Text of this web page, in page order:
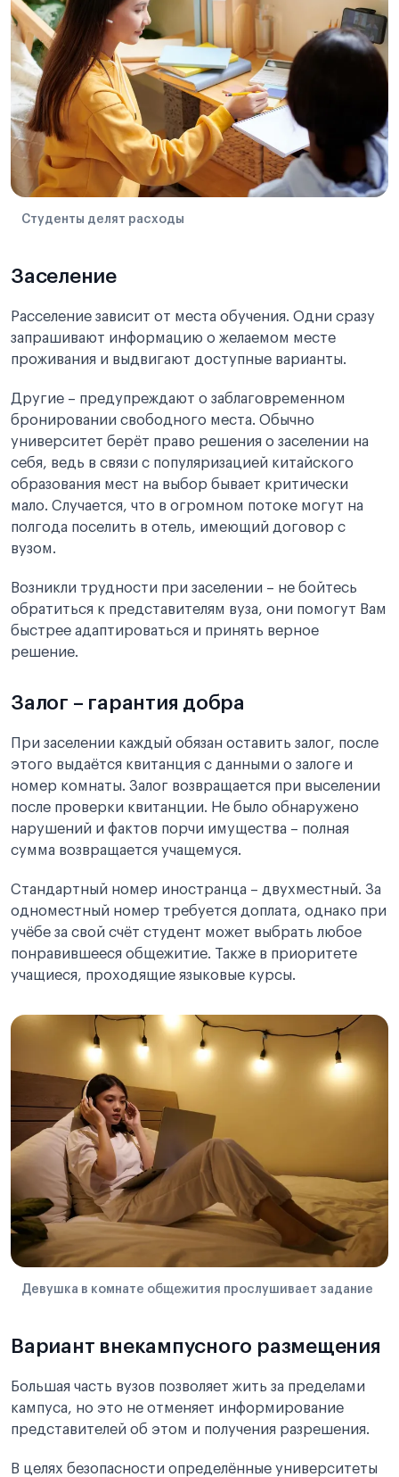
Студенты делят расходы
Заселение
Расселение зависит от места обучения. Одни сразу
запрашивают информацию о желаемом месте
проживания и выдвигают доступные варианты.
Другие – предупреждают о заблаговременном
бронировании свободного места. Обычно
университет берёт право решения о заселении на
себя, ведь в связи с популяризацией китайского
образования мест на выбор бывает критически
мало. Случается, что в огромном потоке могут на
полгода поселить в отель, имеющий договор с
вузом.
Возникли трудности при заселении – не бойтесь
обратиться к представителям вуза, они помогут Вам
быстрее адаптироваться и принять верное
решение.
Залог – гарантия добра
При заселении каждый обязан оставить залог, после
этого выдаётся квитанция с данными о залоге и
номер комнаты. Залог возвращается при выселении
после проверки квитанции. Не было обнаружено
нарушений и фактов порчи имущества – полная
сумма возвращается учащемуся.
Стандартный номер иностранца – двухместный. За
одноместный номер требуется доплата, однако при
учёбе за свой счёт студент может выбрать любое
понравившееся общежитие. Также в приоритете
учащиеся, проходящие языковые курсы.
Девушка в комнате общежития прослушивает задание
Вариант внекампусного размещения
Большая часть вузов позволяет жить за пределами
кампуса, но это не отменяет информирование
представителей об этом и получения разрешения.
В целях безопасности определённые университеты